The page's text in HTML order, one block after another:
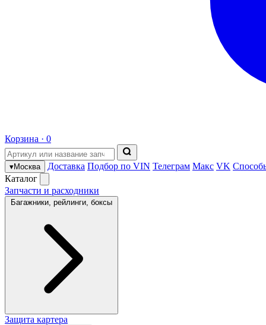
Корзина · 0
▾Москва Доставка Подбор по VIN Телеграм Макс VK
Каталог
Запчасти и расходники
Багажники, рейлинги, боксы
Защита картера